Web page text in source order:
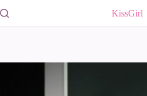
跳
內
KissGirl